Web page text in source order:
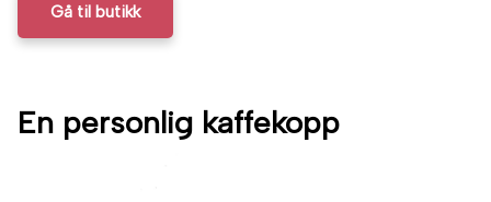
Gå til butikk
En personlig kaffekopp